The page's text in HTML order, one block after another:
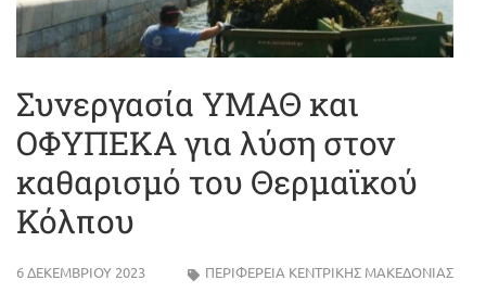
Συνεργασία ΥΜΑΘ και
ΟΦΥΠΕΚΑ για λύση στον
καθαρισμό του Θερμαϊκού
Κόλπου
6 ΔΕΚΕΜΒΡΊΟΥ 2023 ΠΕΡΙΦΈΡΕΙΑ ΚΕΝΤΡΙΚΉΣ ΜΑΚΕΔΟΝΊΑΣ